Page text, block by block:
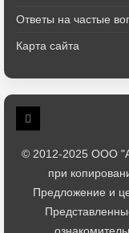
Ответы на частые
Карта сайта
© 2012-2025 ООО
при
Предложение и